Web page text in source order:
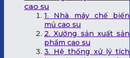
cao su
1. Nhà máy chế biến
mủ cao su
2. Xưởng sản xuất sản
phẩm cao su
3. Hệ thống xử lý tích